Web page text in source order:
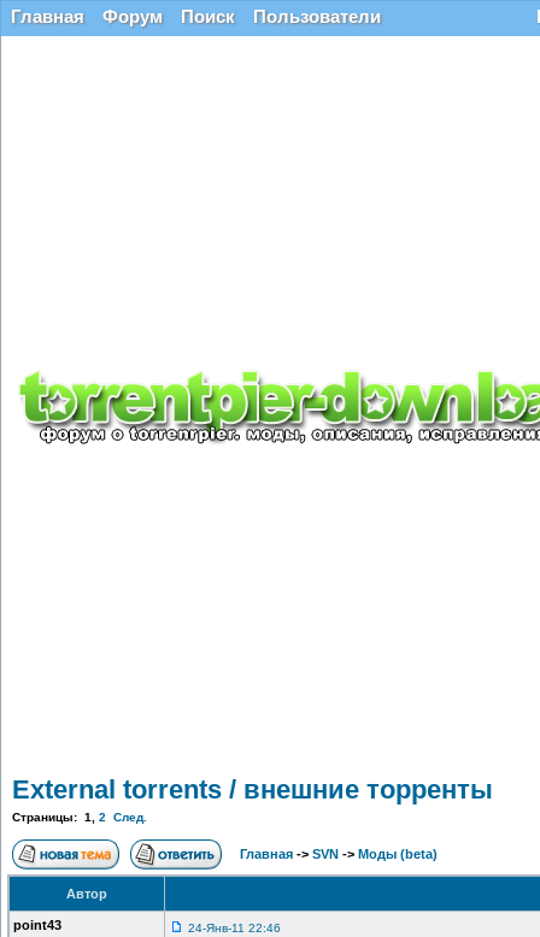
Главная Форум Поиск Пользователи
External torrents / внешние торренты
Страницы: 1 2 След.
Главная -> SVN -> Моды (beta)
Автор
point43 24-Янв-11 22:46